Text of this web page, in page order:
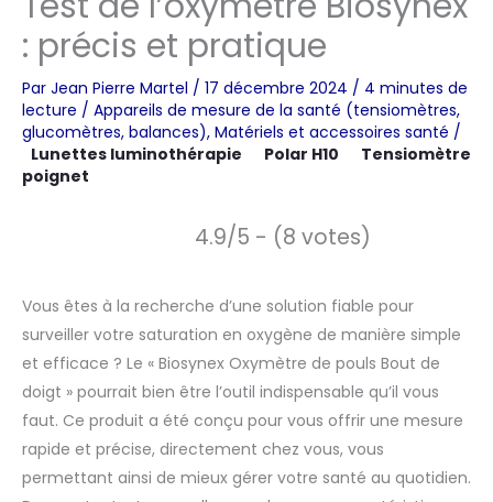
: précis et pratique
Par Jean Pierre Martel / 17 décembre 2024 / 4 minutes de
lecture / Appareils de mesure de la santé (tensiomètres,
glucomètres, balances), Matériels et accessoires santé /
Lunettes luminothérapie
Polar H10
Tensiomètre
poignet
4.9/5 - (8 votes)
Vous êtes à la recherche d’une solution fiable pour
surveiller votre saturation en oxygène de manière simple
et efficace ? Le « Biosynex Oxymètre de pouls Bout de
doigt » pourrait bien être l’outil indispensable qu’il vous
faut. Ce produit a été conçu pour vous offrir une mesure
rapide et précise, directement chez vous, vous
permettant ainsi de mieux gérer votre santé au quotidien.